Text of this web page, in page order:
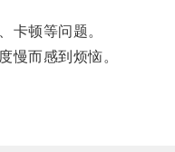
顿等问题。
而感到烦恼。